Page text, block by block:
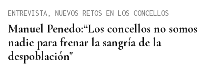
Manuel Penedo:“Los concellos no somos
nadie para frenar la sangría de la
despoblación"
ENTREVISTA, NUEVOS RETOS EN LOS CONCELLOS